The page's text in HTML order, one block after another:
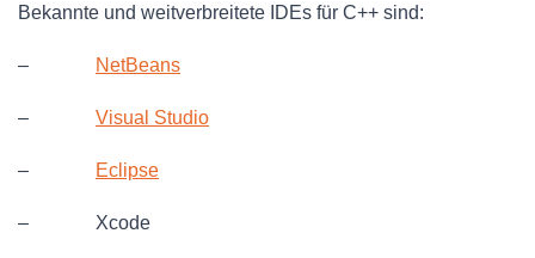
Bekannte und weitverbreitete IDEs für C++ sind:
– NetBeans
– Visual Studio
– Eclipse
– Xcode